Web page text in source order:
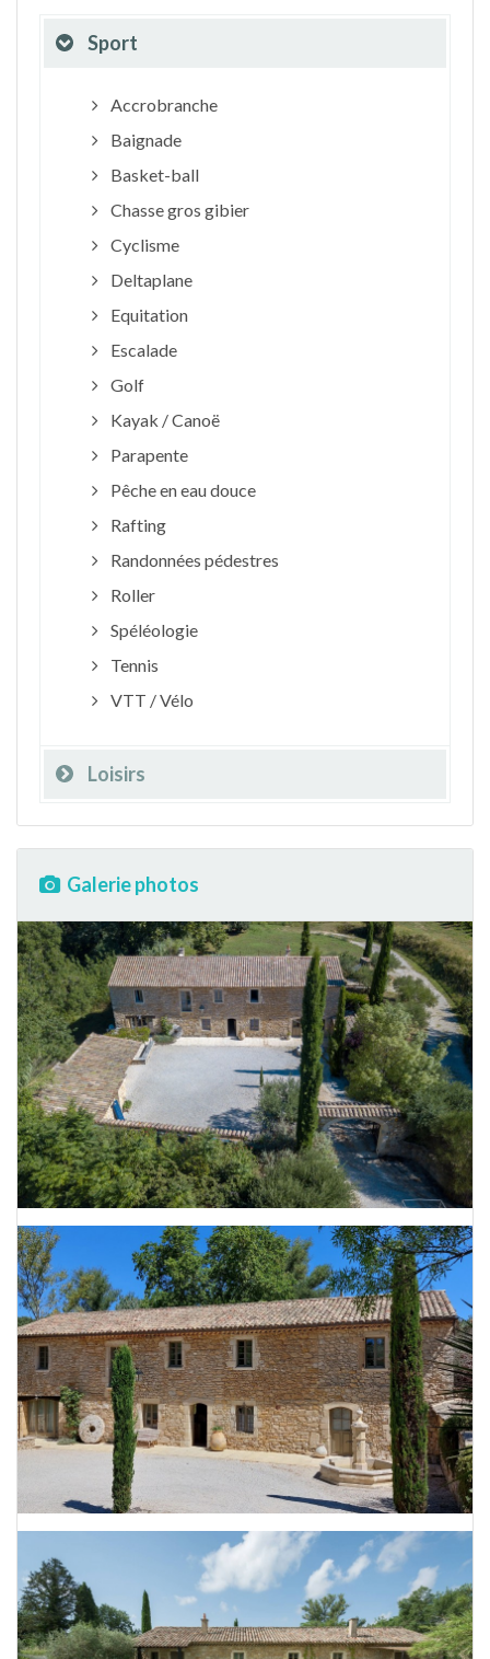
Sport
Accrobranche
Baignade
Basket-ball
Chasse gros gibier
Cyclisme
Deltaplane
Equitation
Escalade
Golf
Kayak / Canoë
Parapente
Pêche en eau douce
Rafting
Randonnées pédestres
Roller
Spéléologie
Tennis
VTT / Vélo
Loisirs
Galerie photos